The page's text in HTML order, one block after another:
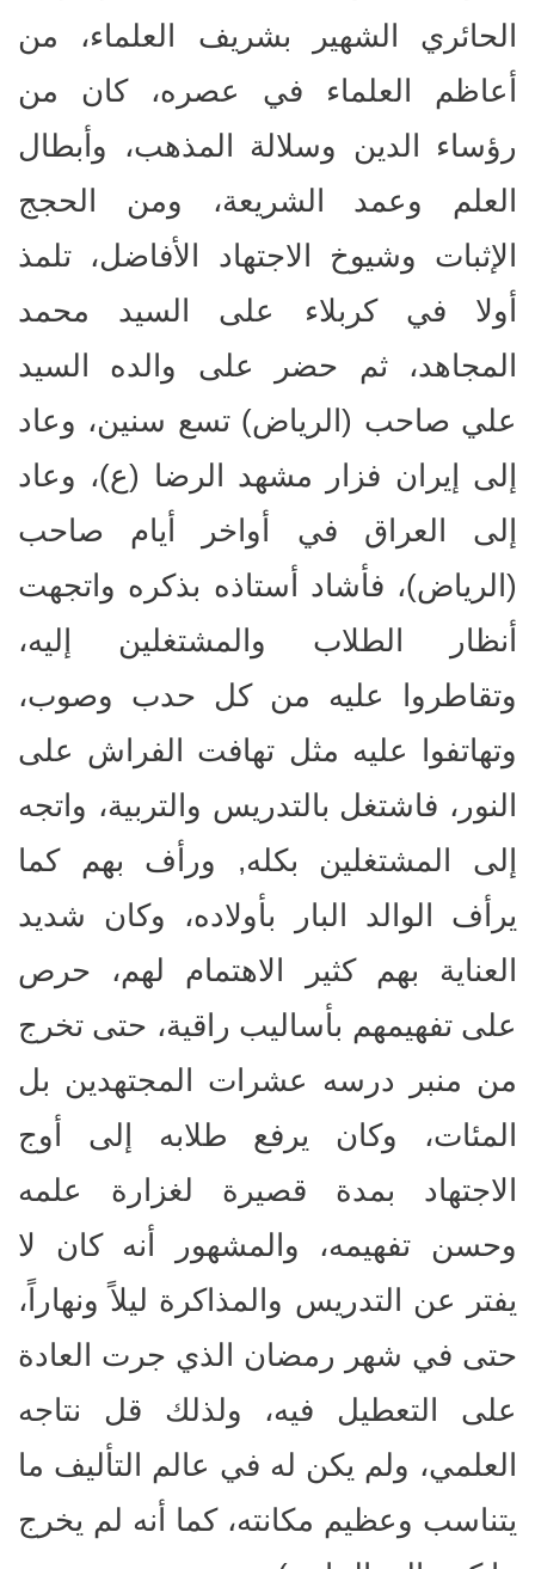
الحائري الشهير بشريف العلماء، من
أعاظم العلماء في عصره، كان من
رؤساء الدين وسلالة المذهب، وأبطال
العلم وعمد الشريعة، ومن الحجج
الإثبات وشيوخ الاجتهاد الأفاضل، تلمذ
أولا في كربلاء على السيد محمد
المجاهد، ثم حضر على والده السيد
علي صاحب (الرياض) تسع سنين، وعاد
إلى إيران فزار مشهد الرضا (ع)، وعاد
إلى العراق في أواخر أيام صاحب
(الرياض)، فأشاد أستاذه بذكره واتجهت
أنظار الطلاب والمشتغلين إليه،
وتقاطروا عليه من كل حدب وصوب،
وتهاتفوا عليه مثل تهافت الفراش على
النور، فاشتغل بالتدريس والتربية، واتجه
إلى المشتغلين بكله, ورأف بهم كما
يرأف الوالد البار بأولاده، وكان شديد
العناية بهم كثير الاهتمام لهم، حرص
على تفهيمهم بأساليب راقية، حتى تخرج
من منبر درسه عشرات المجتهدين بل
المئات، وكان يرفع طلابه إلى أوج
الاجتهاد بمدة قصيرة لغزارة علمه
وحسن تفهيمه، والمشهور أنه كان لا
يفتر عن التدريس والمذاكرة ليلاً ونهاراً،
حتى في شهر رمضان الذي جرت العادة
على التعطيل فيه، ولذلك قل نتاجه
العلمي، ولم يكن له في عالم التأليف ما
يتناسب وعظيم مكانته، كما أنه لم يخرج